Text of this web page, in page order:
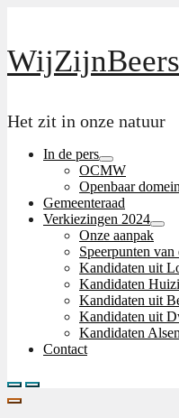
content
Het zit in onze natuur
In de pers
Menu
Toggle
OCMW
Openbaar domein
Gemeenteraad
Verkiezingen 2024
Menu
Onze aanpak
Speerpunten
Kandidaten uit
Kandidaten
Kandidaten uit
Kandidaten uit
Kandidaten
Contact